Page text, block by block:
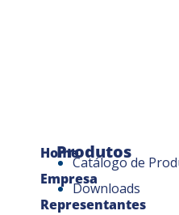
Home
Empresa
Representantes
Produtos
Catálogo de
Downloads